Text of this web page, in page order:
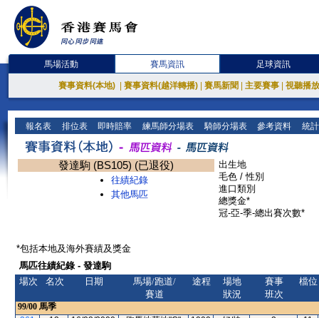
馬場活動 賽馬資訊 足球資訊
賽事資料(本地) 賽事資料(越洋轉播) 賽馬新聞 主要賽事 視聽播
報名表 排位表 即時賠率 練馬師分場表 騎師分場表 參考資料 統
發達駒 (BS105) (已退役)
往績紀錄
其他馬匹
出生地
毛色 / 性別
進口類別
總獎金*
冠-亞-季-總出賽次數*
*包括本地及海外賽績及獎金
馬匹往績紀錄 - 發達駒
場次
名次 日期
馬場/跑道/
賽道
途程
場地
狀況
賽事
班次
檔位
99/00 馬季